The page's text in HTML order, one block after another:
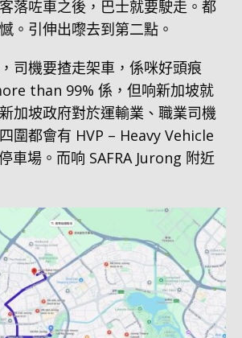
落咗車之後，巴士就要駛走。都
。引伸出嚟去到第二點。
司機要揸走架車，係咪好頭痕
than 99% 係，但响新加坡就
加坡政府對於運輸業、職業司機
圍都會有 HVP – Heavy Vehicle
車場。而响 SAFRA Jurong 附近